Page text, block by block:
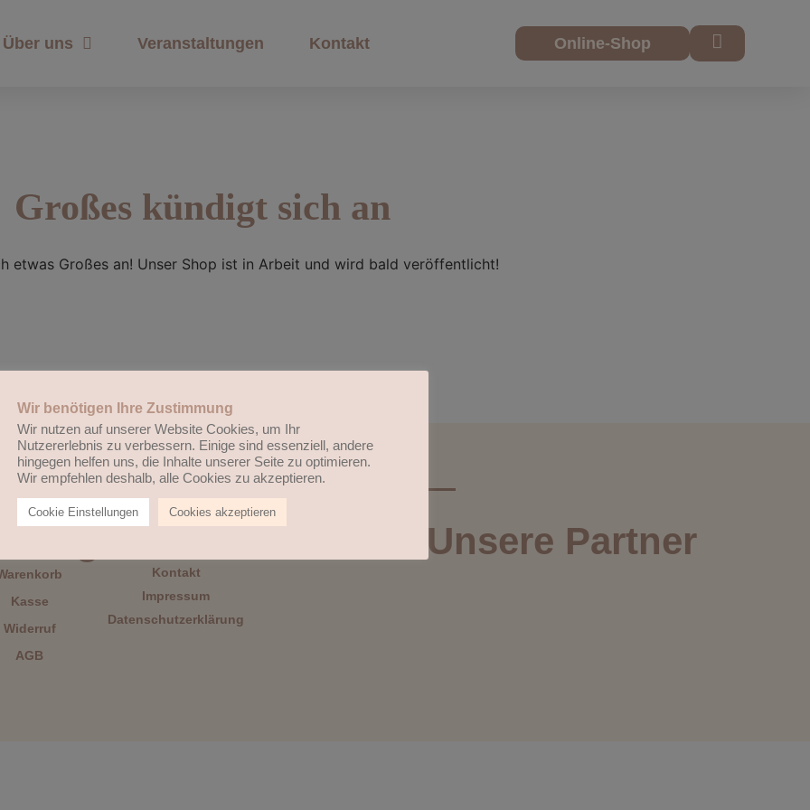
Über uns Veranstaltungen Kontakt Online-Shop
Großes kündigt sich an
etwas Großes an! Unser Shop ist in Arbeit und wird bald veröffentlicht!
Navigation
Kasse
Widerruf
AGB
Kontakt
Impressum
Datenschutzerklärung
Unsere Partner
Wir benötigen Ihre Zustimmung
Wir nutzen auf unserer Website Cookies, um Ihr
Nutzererlebnis zu verbessern. Einige sind essenziell, andere
hingegen helfen uns, die Inhalte unserer Seite zu optimieren.
Wir empfehlen deshalb, alle Cookies zu akzeptieren.
Cookie Einstellungen Cookies akzeptieren